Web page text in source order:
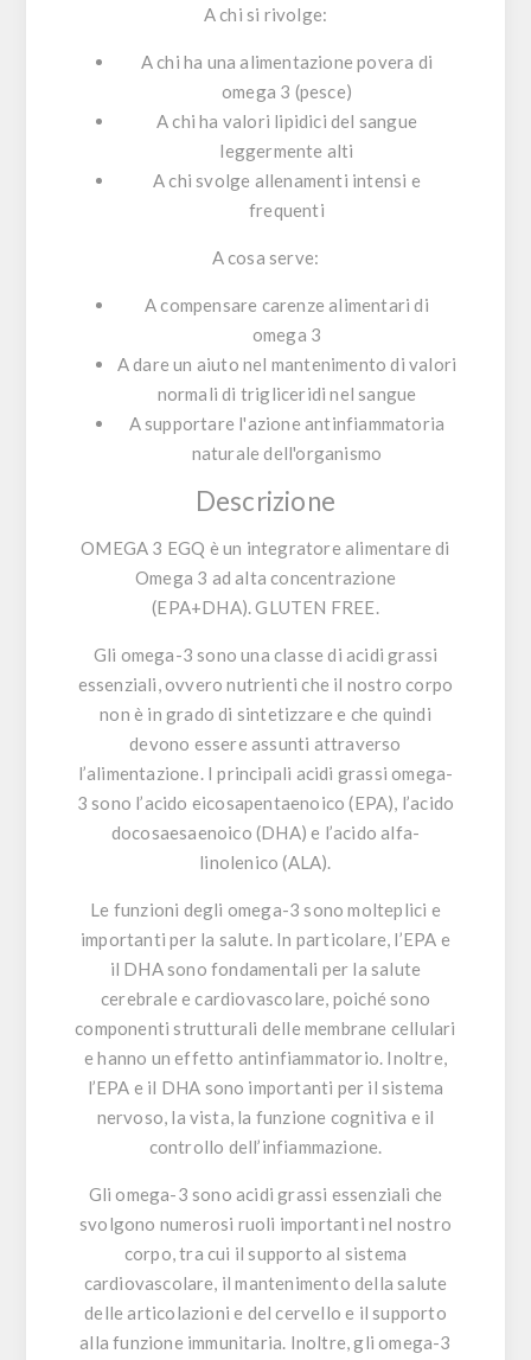
A chi si rivolge:
A chi ha una alimentazione povera di
omega 3 (pesce)
A chi ha valori lipidici del sangue
leggermente alti
A chi svolge allenamenti intensi e
frequenti
A cosa serve:
A compensare carenze alimentari di
omega 3
A dare un aiuto nel mantenimento di valori
normali di trigliceridi nel sangue
A supportare l'azione antinfiammatoria
naturale dell'organismo
Descrizione
OMEGA 3 EGQ è un integratore alimentare di
Omega 3 ad alta concentrazione
(EPA+DHA).GLUTEN FREE.
Gli omega-3 sono una classe di acidi grassi
essenziali, ovvero nutrienti che il nostro corpo
non è in grado di sintetizzare e che quindi
devono essere assunti attraverso
l’alimentazione. I principali acidi grassi omega-
3 sono l’acido eicosapentaenoico (EPA), l’acido
docosaesaenoico (DHA) e l’acido alfa-
linolenico (ALA).
Le funzioni degli omega-3 sono molteplici e
importanti per la salute. In particolare, l’EPA e
il DHA sono fondamentali per la salute
cerebrale e cardiovascolare, poiché sono
componenti strutturali delle membrane cellulari
e hanno un effetto antinfiammatorio. Inoltre,
l’EPA e il DHA sono importanti per il sistema
nervoso, la vista, la funzione cognitiva e il
controllo dell’infiammazione.
Gli omega-3 sono acidi grassi essenziali che
svolgono numerosi ruoli importanti nel nostro
corpo, tra cui il supporto al sistema
cardiovascolare, il mantenimento della salute
delle articolazioni e del cervello e il supporto
alla funzione immunitaria. Inoltre, gli omega-3